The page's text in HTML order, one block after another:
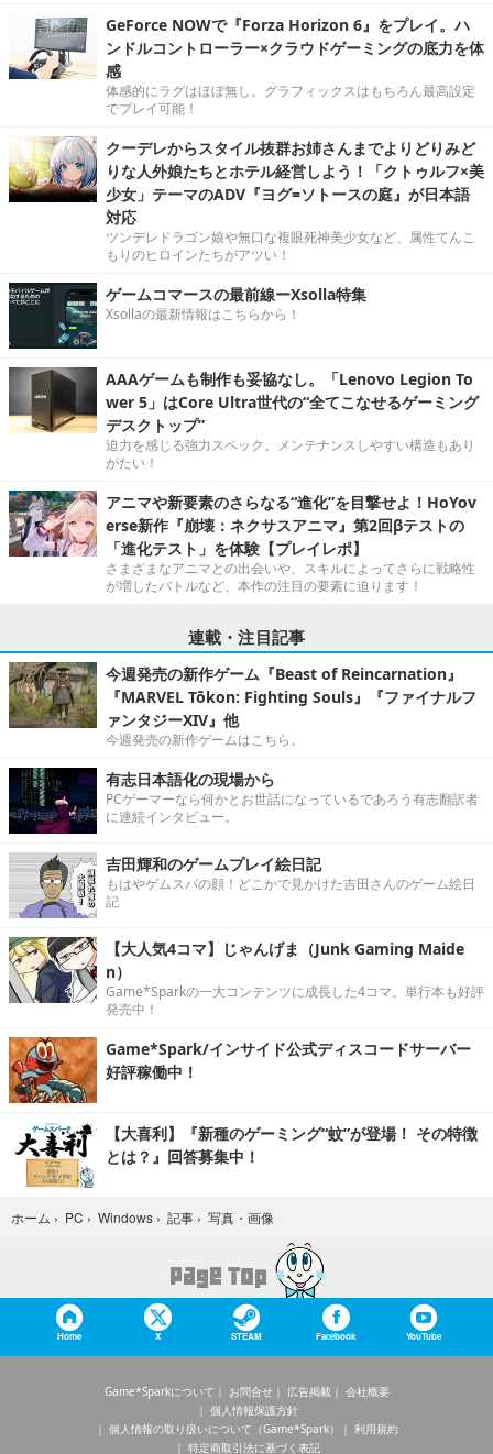
GeForce NOWで『Forza Horizon 6』をプレイ。ハ
ンドルコントローラー×クラウドゲーミングの底力を体
感
体感的にラグはほぼ無し。グラフィックスはもちろん最高設定
でプレイ可能！
クーデレからスタイル抜群お姉さんまでよりどりみど
りな人外娘たちとホテル経営しよう！「クトゥルフ×美
少女」テーマのADV『ヨグ=ソトースの庭』が日本語
対応
ツンデレドラゴン娘や無口な複眼死神美少女など、属性てんこ
もりのヒロインたちがアツい！
ゲームコマースの最前線ーXsolla特集
Xsollaの最新情報はこちらから！
AAAゲームも制作も妥協なし。「Lenovo Legion To
wer 5」はCore Ultra世代の“全てこなせるゲーミング
デスクトップ”
迫力を感じる強力スペック。メンテナンスしやすい構造もあり
がたい！
アニマや新要素のさらなる“進化”を目撃せよ！HoYov
erse新作『崩壊：ネクサスアニマ』第2回βテストの
「進化テスト」を体験【プレイレポ】
さまざまなアニマとの出会いや、スキルによってさらに戦略性
が増したバトルなど、本作の注目の要素に迫ります！
連載・注目記事
今週発売の新作ゲーム『Beast of Reincarnation』
『MARVEL Tōkon: Fighting Souls』『ファイナルフ
ァンタジーXIV』他
今週発売の新作ゲームはこちら。
有志日本語化の現場から
PCゲーマーなら何かとお世話になっているであろう有志翻訳者
に連続インタビュー。
吉田輝和のゲームプレイ絵日記
もはやゲムスパの顔！どこかで見かけた吉田さんのゲーム絵日
記
【大人気4コマ】じゃんげま（Junk Gaming Maide
n）
Game*Sparkの一大コンテンツに成長した4コマ。単行本も好評
発売中！
Game*Spark/インサイド公式ディスコードサーバー
好評稼働中！
【大喜利】『新種のゲーミング“蚊”が登場！ その特徴
とは？』回答募集中！
ホーム › PC › Windows › 記事 › 写真・画像
Home X STEAM Facebook YouTube
Game*Sparkについて お問合せ 広告掲載
会社概要
個人情報保護方針
個人情報の取り扱いについて（Game*Spark）
利用規約
特定商取引法に基づく表記